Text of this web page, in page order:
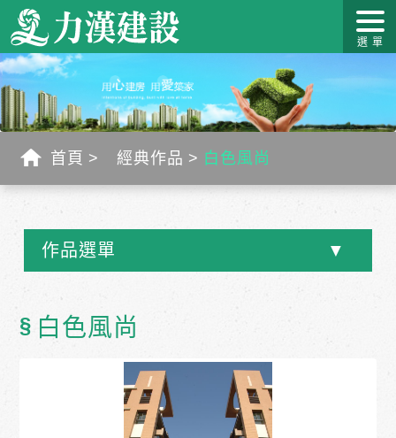
關於力
漢
最新消
息
作品介
紹
力漢學
堂
幸福工
藝
客戶服
首頁 經典作品 白色風尚
作品選單
§ 白色風尚